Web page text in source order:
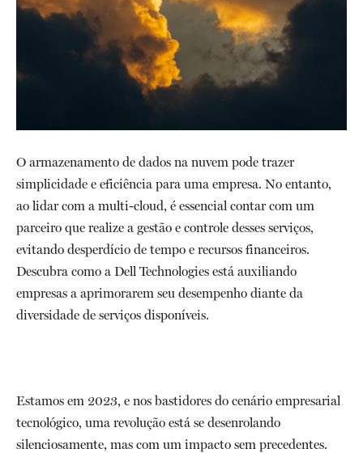
O armazenamento de dados na nuvem pode trazer
simplicidade e eficiência para uma empresa. No entanto,
ao lidar com a multi-cloud, é essencial contar com um
parceiro que realize a gestão e controle desses serviços,
evitando desperdício de tempo e recursos financeiros.
Descubra como a Dell Technologies está auxiliando
empresas a aprimorarem seu desempenho diante da
diversidade de serviços disponíveis.
Estamos em 2023, e nos bastidores do cenário empresarial
tecnológico, uma revolução está se desenrolando
silenciosamente, mas com um impacto sem precedentes.